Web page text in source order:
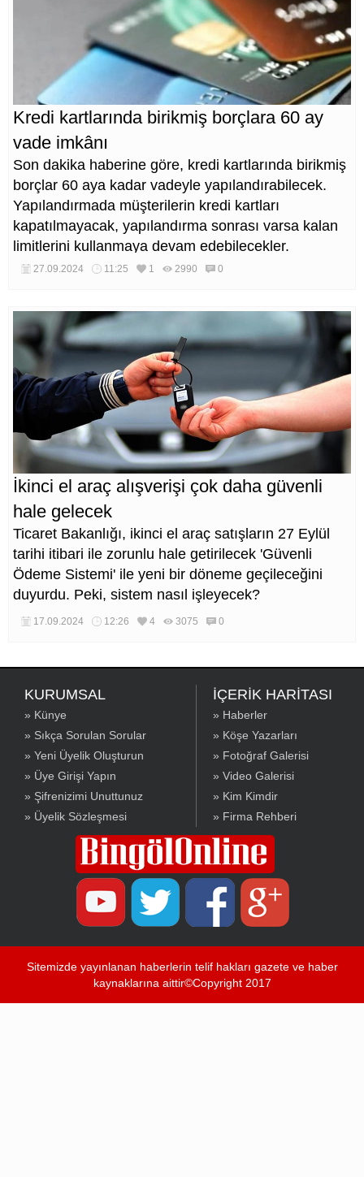
Kredi kartlarında birikmiş borçlara 60 ay
vade imkânı
Son dakika haberine göre, kredi kartlarında birikmiş
borçlar 60 aya kadar vadeyle yapılandırabilecek.
Yapılandırmada müşterilerin kredi kartları
kapatılmayacak, yapılandırma sonrası varsa kalan
limitlerini kullanmaya devam edebilecekler.
27.09.2024 11:25 1 2990 0
İkinci el araç alışverişi çok daha güvenli
hale gelecek
Ticaret Bakanlığı, ikinci el araç satışların 27 Eylül
tarihi itibari ile zorunlu hale getirilecek 'Güvenli
Ödeme Sistemi' ile yeni bir döneme geçileceğini
duyurdu. Peki, sistem nasıl işleyecek?
17.09.2024 12:26 4 3075 0
KURUMSAL
» Künye
» Sıkça Sorulan Sorular
» Yeni Üyelik Oluşturun
» Üye Girişi Yapın
» Şifrenizimi Unuttunuz
» Üyelik Sözleşmesi
İÇERİK HARİTASI
» Haberler
» Köşe Yazarları
» Fotoğraf Galerisi
» Video Galerisi
» Kim Kimdir
» Firma Rehberi
Sitemizde yayınlanan haberlerin telif hakları gazete ve haber
kaynaklarına aittir©Copyright 2017